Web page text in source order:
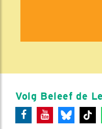
Volg Beleef de